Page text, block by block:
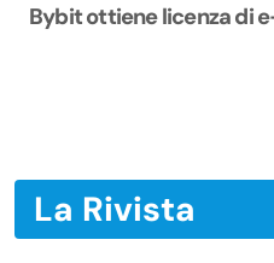
Bybit ottiene licenza di
La Rivista